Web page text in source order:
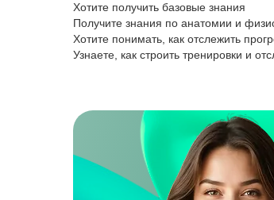
Хотите получить базовые знания
Получите знания по анатомии и
Хотите понимать, как отслежить
Узнаете, как строить тренировки и